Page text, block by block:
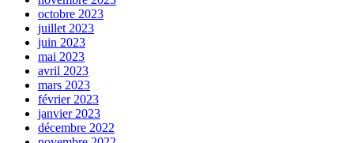
octobre 2023
juillet 2023
juin 2023
mai 2023
avril 2023
mars 2023
février 2023
janvier 2023
décembre 2022